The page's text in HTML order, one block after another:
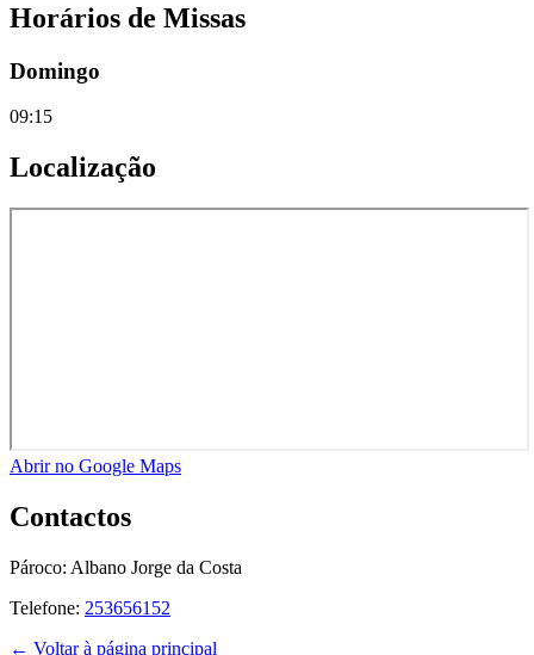
Horários de Missas
Domingo
09:15
Localização
Abrir no Google Maps
Contactos
Pároco: Albano Jorge da Costa
Telefone: 253656152
← Voltar à página principal